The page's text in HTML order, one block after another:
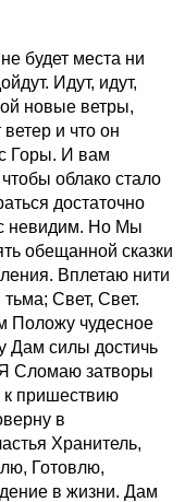
будет места ни
Идут, идут,
новые ветры,
и что он
Горы. И вам
облако стало
достаточно
невидим. Но Мы
обещанной сказки
Вплетаю нити
Свет, Свет.
Положу чудесное
Дам силы достичь
Сломаю затворы
к пришествию
в
Хранитель,
Готовлю,
в жизни. Дам